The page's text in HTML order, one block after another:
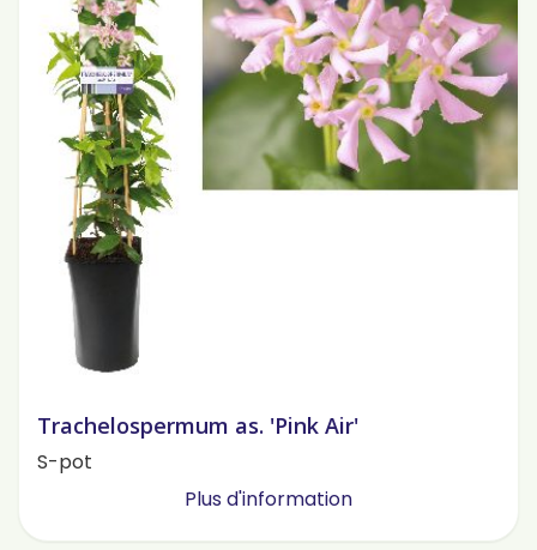
Trachelospermum as. 'Pink Air'
S-pot
Plus d'information